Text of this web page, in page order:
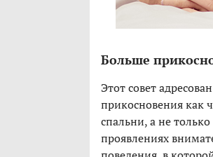
Больше
Этот совет
прикосновения как
спальни, а не
проявлениях